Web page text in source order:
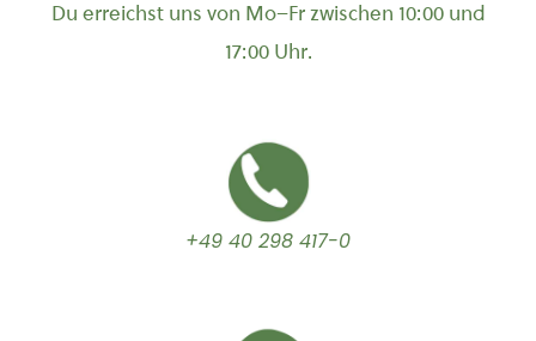
Du erreichst uns von Mo–Fr zwischen 10:00 und
17:00 Uhr.
+49 40 298 417-0